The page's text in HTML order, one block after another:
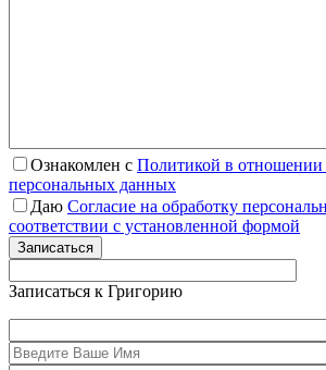
Ознакомлен с Политикой в отношении
персональных данных
Даю Согласие на обработку
соответствии с установленной формой
Записаться
Записаться к Григорию